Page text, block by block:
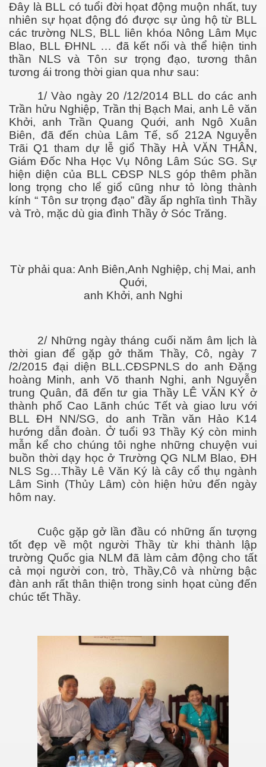
Đây là BLL có tuổi đời họat động muộn nhất, tuy
nhiên sự họat động đó được sự ủng hộ từ BLL
các trường NLS, BLL liên khóa Nông Lâm Mục
Blao, BLL ĐHNL … đã kết nối và thể hiện tinh
thần NLS và Tôn sư trọng đạo, tương thân
tương ái trong thời gian qua như sau:
1/ Vào ngày 20 /12/2014 BLL do các anh
Trần hửu Nghiệp, Trần thị Bạch Mai, anh Lê văn
Khởi, anh Trần Quang Quới, anh Ngô Xuân
Biên, đã đến chùa Lâm Tế, số 212A Nguyễn
Trãi Q1 tham dự lễ giổ Thầy HÀ VĂN THÂN,
Giám Đốc Nha Học Vụ Nông Lâm Súc SG. Sự
hiện diện của BLL CĐSP NLS góp thêm phần
long trọng cho lể giổ cũng như tỏ lòng thành
kính “ Tôn sư trọng đạo” đầy ấp nghĩa tình Thầy
và Trò, mặc dù gia đình Thầy ở Sóc Trăng.
Từ phải qua: Anh Biên,Anh Nghiệp, chị Mai, anh
Quới,
anh Khởi, anh Nghi
2/ Những ngày tháng cuối năm âm lịch là
thời gian để gặp gở thăm Thầy, Cô, ngày 7
/2/2015 đại diện BLL.CĐSPNLS do anh Đặng
hoàng Minh, anh Võ thanh Nghi, anh Nguyễn
trung Quân, đã đến tư gia Thầy LÊ VĂN KÝ ở
thành phố Cao Lãnh chúc Tết và giao lưu với
BLL ĐH NN/SG, do anh Trần văn Hảo K14
hướng dẫn đoàn. Ở tuổi 93 Thầy Ký còn minh
mẫn kể cho chúng tôi nghe những chuyện vui
buồn thời dạy học ở Trường QG NLM Blao, ĐH
NLS Sg…Thầy Lê Văn Ký là cây cổ thụ ngành
Lâm Sinh (Thủy Lâm) còn hiện hửu đến ngày
hôm nay.
Cuộc gặp gở lần đầu có những ấn tượng
tốt đẹp về một người Thầy từ khi thành lập
trường Quốc gia NLM đã làm cảm động cho tất
cả mọi người con, trò, Thầy,Cô và nhừng bậc
đàn anh rất thân thiện trong sinh họat cùng đến
chúc tết Thầy.
3-5-2015